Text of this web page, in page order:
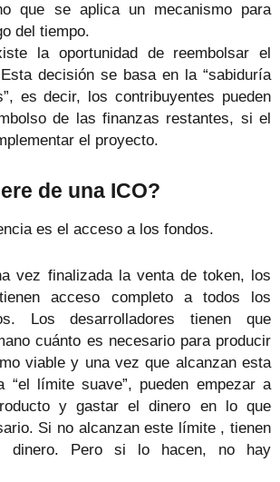
que se aplica un mecanismo para
del tiempo.
la oportunidad de reembolsar el
decisión se basa en la “sabiduría
es decir, los contribuyentes pueden
de las finanzas restantes, si el
el proyecto.
de una ICO?
es el acceso a los fondos.
vez finalizada la venta de token, los
acceso completo a todos los
Los desarrolladores tienen que
cuánto es necesario para producir
viable y una vez que alcanzan esta
“el límite suave”, pueden empezar a
y gastar el dinero en lo que
Si no alcanzan este límite , tienen
dinero. Pero si lo hacen, no hay